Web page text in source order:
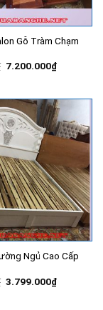
Gỗ Tràm Chạm
Giá
7.200.000₫Giá
hiện
Ngủ Cao Cấp
Giá
3.799.000₫Giá
hiện